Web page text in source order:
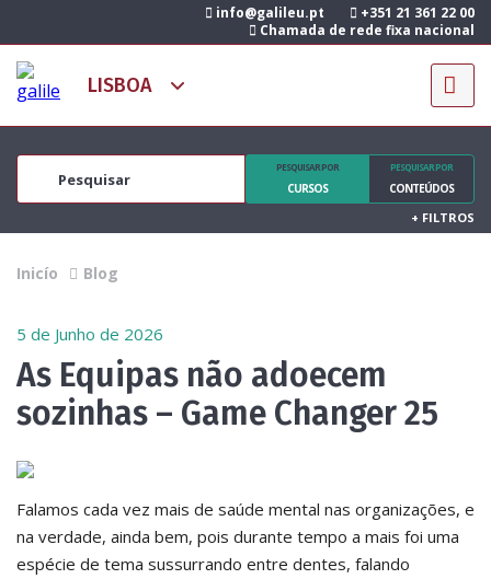
info@galileu.pt
+351 21 361 22 00
Chamada de rede fixa nacional
PESQUISAR POR
CURSOS
PESQUISAR POR
CONTEÚDOS
+ FILTROS
Inicío Blog
5 de Junho de 2026
As Equipas não adoecem
sozinhas – Game Changer 25
Falamos cada vez mais de saúde mental nas organizações, e
na verdade, ainda bem, pois durante tempo a mais foi uma
espécie de tema sussurrando entre dentes, falando